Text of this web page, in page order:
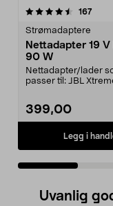
167
Strømadaptere
Nettadapter 19
90 W
Nettadapter/lader
passer til: JBL
399,00
Legg i
4.0 av 5
Uvanlig